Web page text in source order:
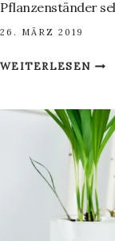
Pflanzenständer
26. MÄRZ 2019
WEITERLESEN
FÜR
DEN